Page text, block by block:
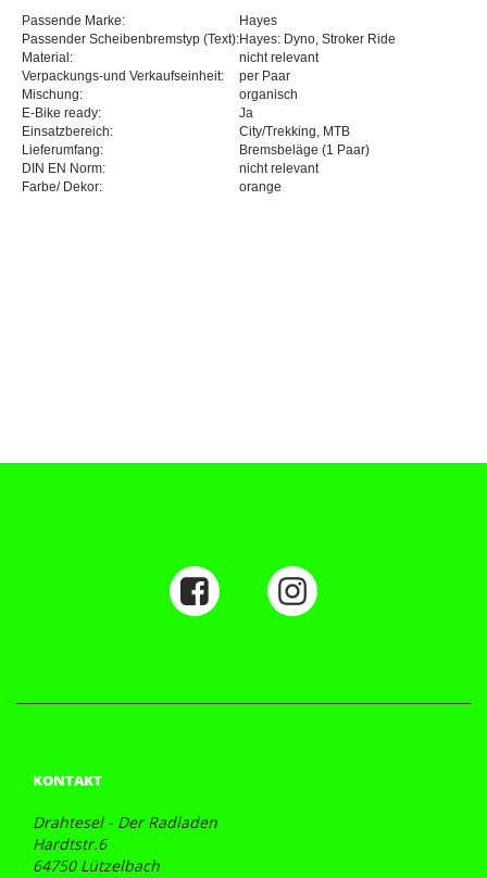
Passende Marke:
Hayes
Passender Scheibenbremstyp (Text):Hayes: Dyno, Stroker Ride
Material:
nicht relevant
Verpackungs-und Verkaufseinheit:
per Paar
Mischung:
organisch
E-Bike ready:
Ja
Einsatzbereich:
City/Trekking, MTB
Lieferumfang:
Bremsbeläge (1 Paar)
DIN EN Norm:
nicht relevant
Farbe/ Dekor:
orange
KONTAKT
Drahtesel - Der Radladen
Hardtstr.6
64750 Lützelbach